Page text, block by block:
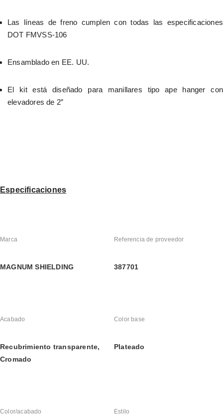
Las líneas de freno cumplen con todas las especificaciones
DOT FMVSS-106
Ensamblado en EE. UU.
El kit está diseñado para manillares tipo ape hanger con
elevadores de 2”
Especificaciones
Marca
MAGNUM SHIELDING
Referencia de proveedor
387701
Acabado
Recubrimiento transparente,
Cromado
Color base
Plateado
Color/acabado Estilo